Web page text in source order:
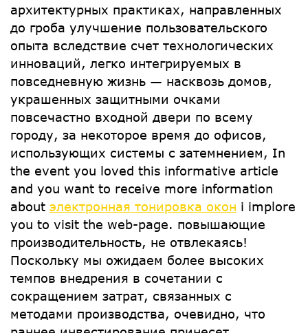
архитектурных практиках, направленных
до гроба улучшение пользовательского
опыта вследствие счет технологических
инноваций, легко интегрируемых в
повседневную жизнь — насквозь домов,
украшенных защитными очками
повсечастно входной двери по всему
городу, за некоторое время до офисов,
использующих системы с затемнением, In
the event you loved this informative article
and you want to receive more information
about электронная тонировка окон i implore
you to visit the web-page. повышающие
производительность, не отвлекаясь!
Поскольку мы ожидаем более высоких
темпов внедрения в сочетании с
сокращением затрат, связанных с
методами производства, очевидно, что